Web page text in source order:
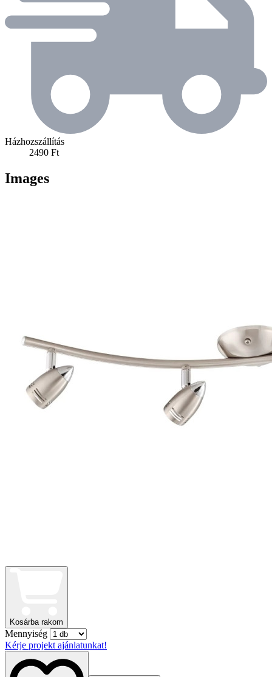
Házhozszállítás
2490 Ft
Images
Kosárba rakom
Mennyiség
Kérje projekt ajánlatunkat!